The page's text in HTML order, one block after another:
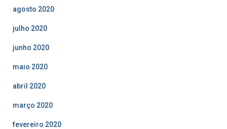
agosto 2020
julho 2020
junho 2020
maio 2020
abril 2020
março 2020
fevereiro 2020